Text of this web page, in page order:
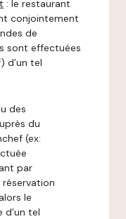
: le restaurant
conjointement
de
sont effectuées
d’un tel
des
du
(ex:
par
le
tel